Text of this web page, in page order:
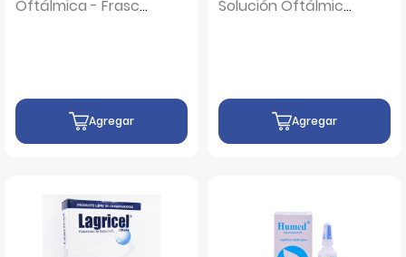
Oftálmica - Frasco
Agregar
Solución Oftálmica
Agregar